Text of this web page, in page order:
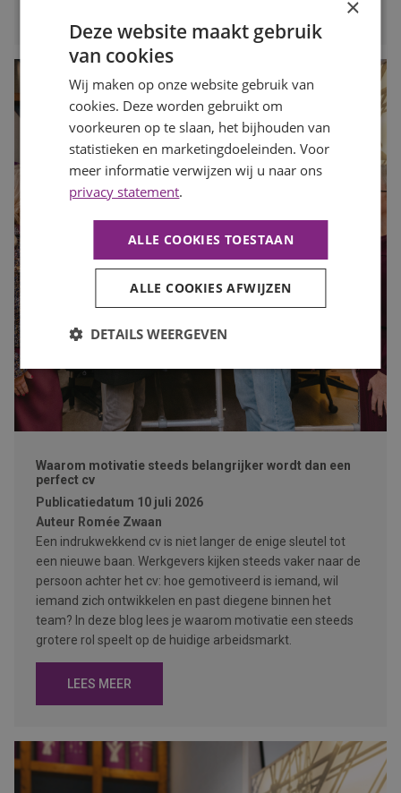
Waarom motivatie steeds belangrijker wordt dan een
perfect cv
Publicatiedatum 10 juli 2026
Auteur Romée Zwaan
Een indrukwekkend cv is niet langer de enige sleutel tot
een nieuwe baan. Werkgevers kijken steeds vaker naar de
persoon achter het cv: hoe gemotiveerd is iemand, wil
iemand zich ontwikkelen en past diegene binnen het
team? In deze blog lees je waarom motivatie een steeds
grotere rol speelt op de huidige arbeidsmarkt.
LEES MEER
×
Deze website maakt gebruik
van cookies
Wij maken op onze website gebruik van
cookies. Deze worden gebruikt om
voorkeuren op te slaan, het bijhouden van
statistieken en marketingdoeleinden. Voor
meer informatie verwijzen wij u naar ons
privacy statement.
ALLE COOKIES TOESTAAN
ALLE COOKIES AFWIJZEN
DETAILS WEERGEVEN